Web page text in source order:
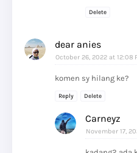
Delete
dear anies
October 26, 2022 at 12:08
komen sy hilang ke?
Reply Delete
Carneyz
November 17,